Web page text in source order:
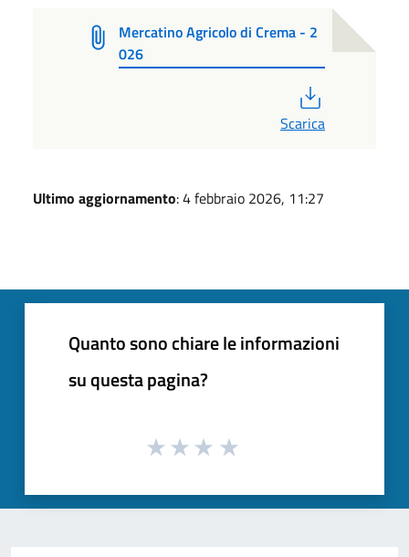
Mercatino Agricolo di Crema - 2
026
Scarica
Ultimo aggiornamento: 4 febbraio 2026, 11:27
Quanto sono chiare le informazioni
su questa pagina?